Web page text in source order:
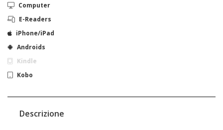
Computer
E-Readers
iPhone/iPad
Androids
Kindle
Kobo
Descrizione